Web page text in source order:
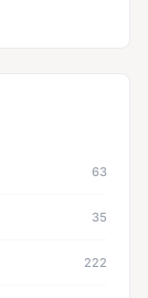
63
35
222